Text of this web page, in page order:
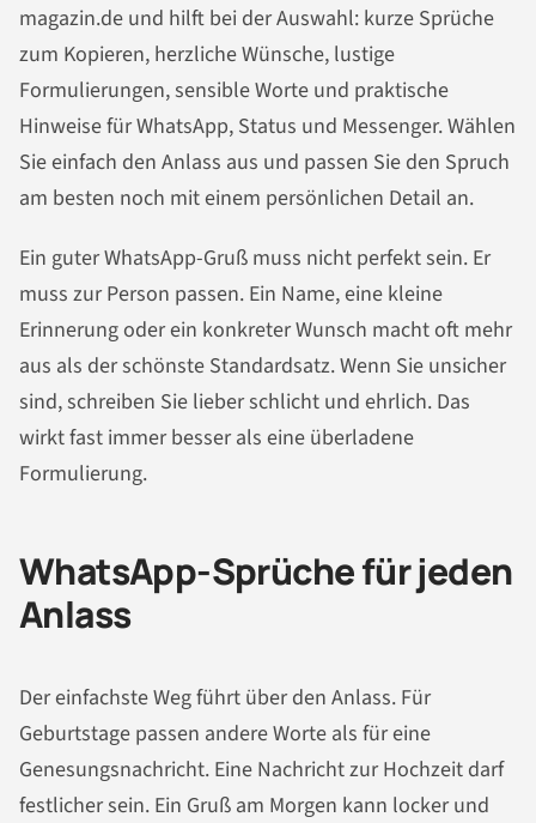
magazin.de und hilft bei der Auswahl: kurze Sprüche
zum Kopieren, herzliche Wünsche, lustige
Formulierungen, sensible Worte und praktische
Hinweise für WhatsApp, Status und Messenger. Wählen
Sie einfach den Anlass aus und passen Sie den Spruch
am besten noch mit einem persönlichen Detail an.
Ein guter WhatsApp-Gruß muss nicht perfekt sein. Er
muss zur Person passen. Ein Name, eine kleine
Erinnerung oder ein konkreter Wunsch macht oft mehr
aus als der schönste Standardsatz. Wenn Sie unsicher
sind, schreiben Sie lieber schlicht und ehrlich. Das
wirkt fast immer besser als eine überladene
Formulierung.
WhatsApp-Sprüche für jeden
Anlass
Der einfachste Weg führt über den Anlass. Für
Geburtstage passen andere Worte als für eine
Genesungsnachricht. Eine Nachricht zur Hochzeit darf
festlicher sein. Ein Gruß am Morgen kann locker und